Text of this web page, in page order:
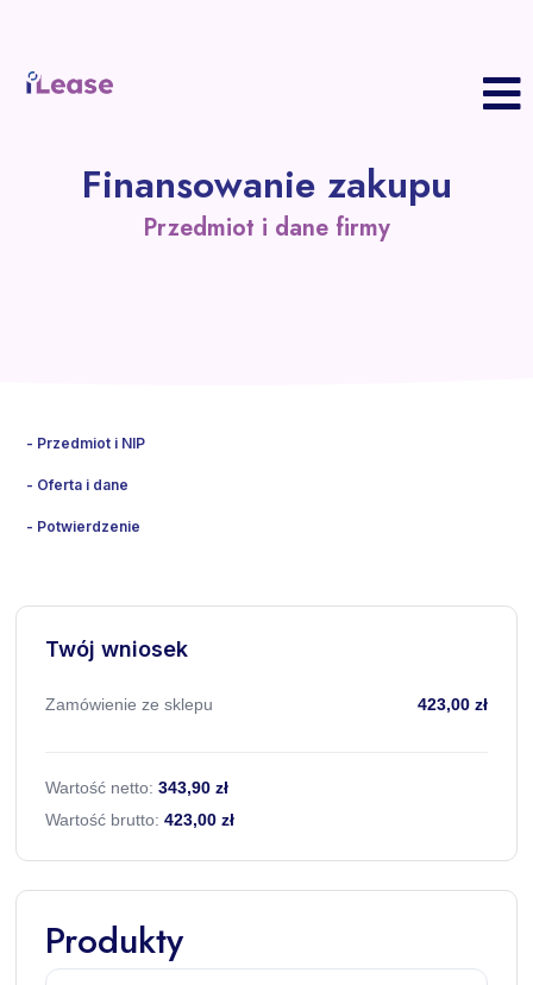
Finansowanie zakupu
Przedmiot i dane firmy
Przedmiot i NIP
Oferta i dane
Potwierdzenie
Twój wniosek
Zamówienie ze sklepu 423,00 zł
Wartość netto:343,90 zł
Wartość brutto:423,00 zł
Produkty